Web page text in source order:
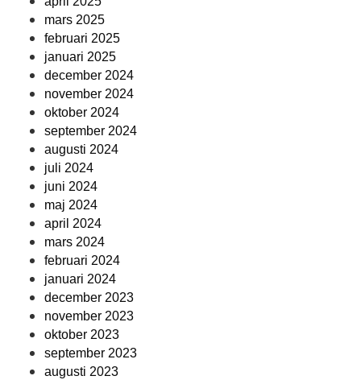
mars 2025
februari 2025
januari 2025
december 2024
november 2024
oktober 2024
september 2024
augusti 2024
juli 2024
juni 2024
maj 2024
april 2024
mars 2024
februari 2024
januari 2024
december 2023
november 2023
oktober 2023
september 2023
augusti 2023